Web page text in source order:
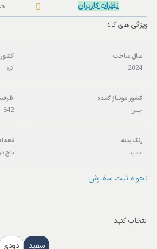
نظرات کاربران 60% خریداران این
ویژگی های کالا
سال ساخت
2024
کره
کشور مونتاژ کننده
چین
642
رنگ بدنه
سفید
پنچ
نحوه ثبت سفارش
انتخاب کنید
سفید دودی